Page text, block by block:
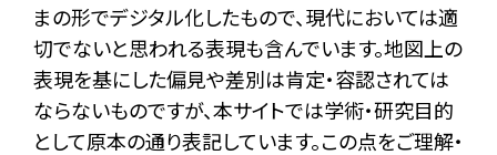
まの形でデジタル化したもので、現代においては適
切でないと思われる表現も含んでいます。地図上の
表現を基にした偏見や差別は肯定・容認されては
ならないものですが、本サイトでは学術・研究目的
として原本の通り表記しています。この点をご理解・